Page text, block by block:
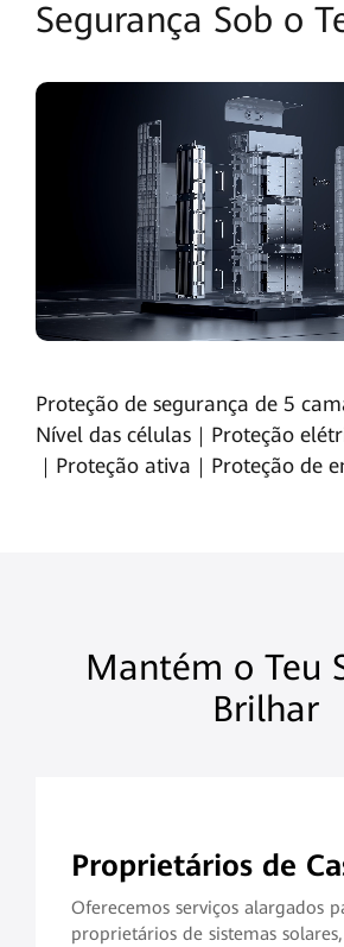
Segurança Sob o
Proteção de segurança de 5
Nível das células｜Proteção
｜Proteção ativa｜Proteção de
Mantém o Teu
Brilhar
Proprietários de
Oferecemos serviços alargados
proprietários de sistemas solares, incluindo